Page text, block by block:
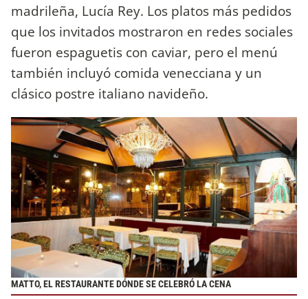
madrileña, Lucía Rey. Los platos más pedidos
que los invitados mostraron en redes sociales
fueron espaguetis con caviar, pero el menú
también incluyó comida venecciana y un
clásico postre italiano navideño.
MATTO, EL RESTAURANTE DÓNDE SE CELEBRÓ LA CENA